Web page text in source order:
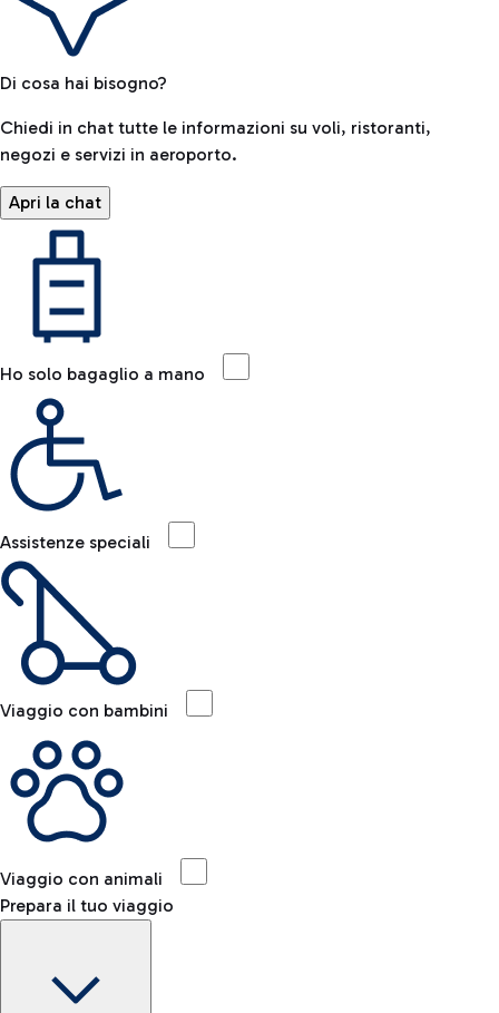
Di cosa hai bisogno?
Chiedi in chat tutte le informazioni su voli, ristoranti,
negozi e servizi in aeroporto.
Apri la chat
Ho solo bagaglio a mano
Assistenze speciali
Viaggio con bambini
Viaggio con animali
Prepara il tuo viaggio